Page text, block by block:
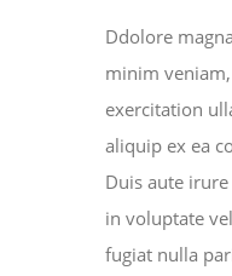
Ddolore
minim
exercitation
aliquip ex ea
Duis aute
in voluptate
fugiat nulla